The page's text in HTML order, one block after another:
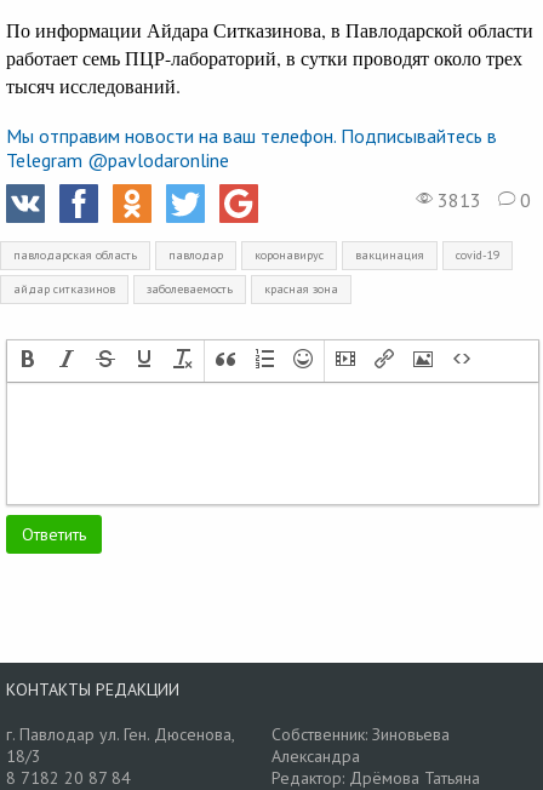
По информации Айдара Ситказинова, в Павлодарской области
работает семь ПЦР-лабораторий, в сутки проводят около трех
тысяч исследований.
Мы отправим новости на ваш телефон. Подписывайтесь в
Telegram @pavlodaronline
3813
0
павлодарская область павлодар коронавирус вакцинация covid-19
айдар ситказинов заболеваемость красная зона
КОНТАКТЫ РЕДАКЦИИ
г. Павлодар ул. Ген. Дюсенова,
18/3
8 7182 20 87 84
Собственник: Зиновьева
Александра
Редактор: Дрёмова Татьяна